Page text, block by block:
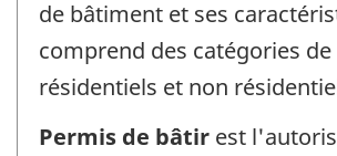
de bâtiment et ses
comprend des catégories
résidentiels et non
Permis de bâtir est